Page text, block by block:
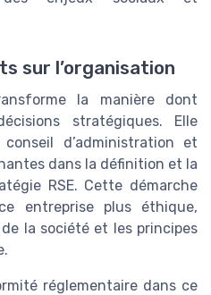
sur l’organisation
la manière dont
stratégiques. Elle
d’administration et
dans la définition et la
RSE. Cette démarche
entreprise plus éthique,
la société et les principes
réglementaire dans ce